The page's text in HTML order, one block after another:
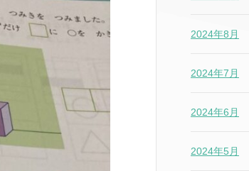
2024年8月
2024年7月
2024年6月
2024年5月